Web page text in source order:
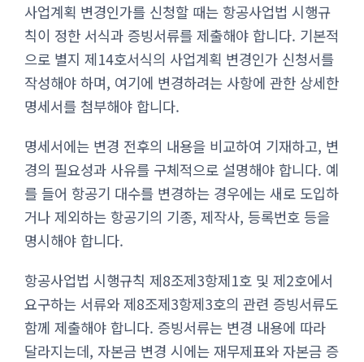
사업계획 변경인가를 신청할 때는 항공사업법 시행규
칙이 정한 서식과 증빙서류를 제출해야 합니다. 기본적
으로 별지 제14호서식의 사업계획 변경인가 신청서를
작성해야 하며, 여기에 변경하려는 사항에 관한 상세한
명세서를 첨부해야 합니다.
명세서에는 변경 전후의 내용을 비교하여 기재하고, 변
경의 필요성과 사유를 구체적으로 설명해야 합니다. 예
를 들어 항공기 대수를 변경하는 경우에는 새로 도입하
거나 제외하는 항공기의 기종, 제작사, 등록번호 등을
명시해야 합니다.
항공사업법 시행규칙 제8조제3항제1호 및 제2호에서
요구하는 서류와 제8조제3항제3호의 관련 증빙서류도
함께 제출해야 합니다. 증빙서류는 변경 내용에 따라
달라지는데, 자본금 변경 시에는 재무제표와 자본금 증